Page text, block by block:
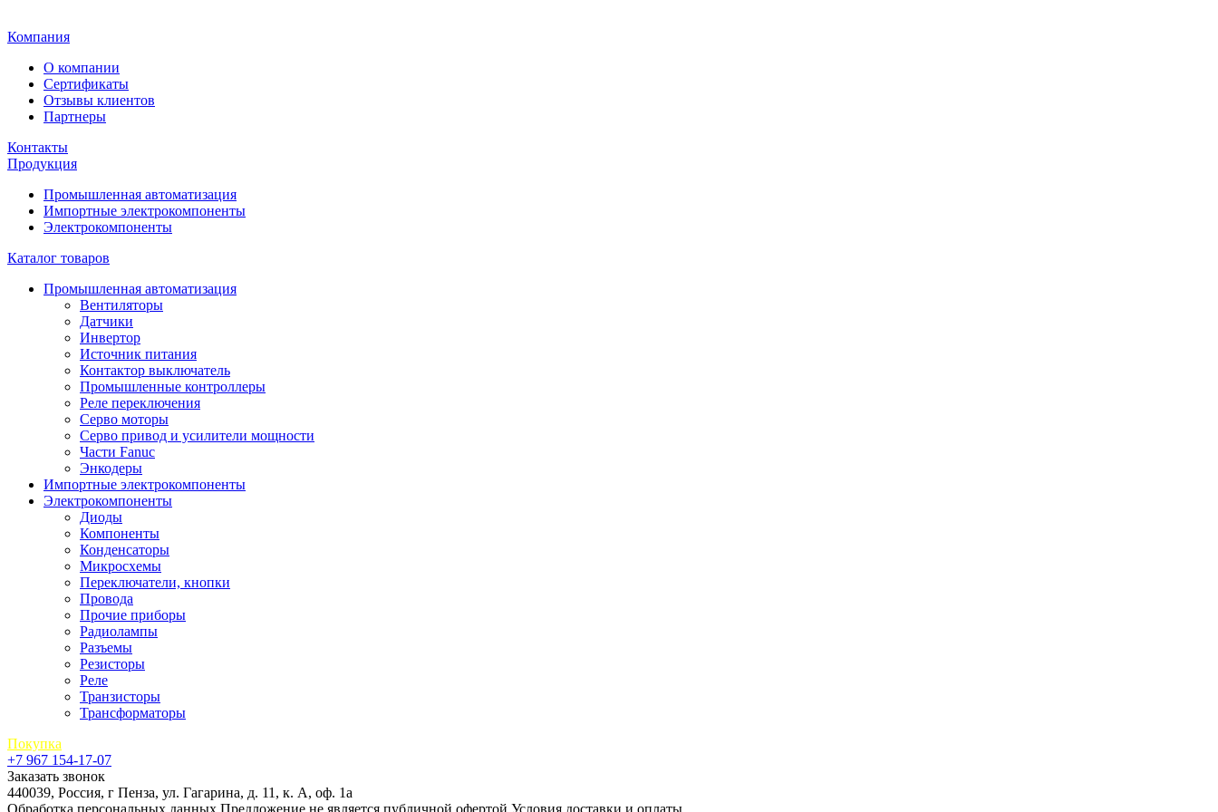
Компания
О компании
Сертификаты
Отзывы клиентов
Партнеры
Контакты
Продукция
Промышленная автоматизация
Импортные электрокомпоненты
Электрокомпоненты
Каталог товаров
Промышленная автоматизация
Вентиляторы
Датчики
Инвертор
Источник питания
Контактор выключатель
Промышленные контроллеры
Реле переключения
Серво моторы
Серво привод и усилители мощности
Части Fanuc
Энкодеры
Импортные электрокомпоненты
Электрокомпоненты
Диоды
Компоненты
Конденсаторы
Микросхемы
Переключатели, кнопки
Провода
Прочие приборы
Радиолампы
Разъемы
Резисторы
Реле
Транзисторы
Трансформаторы
Покупка
+7 967 154-17-07
Заказать звонок
440039, Россия, г Пенза, ул. Гагарина, д. 11, к. А, оф. 1а
Обработка персональных данных Предложение не является публичной офертой Условия доставки и оплаты